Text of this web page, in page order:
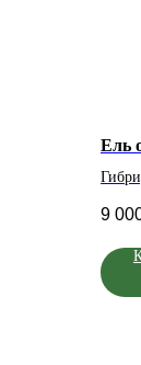
Ель
Один
Хвоя
9